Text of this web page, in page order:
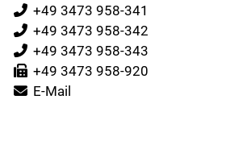
+49 3473 958-341
+49 3473 958-342
+49 3473 958-343
+49 3473 958-920
E-Mail